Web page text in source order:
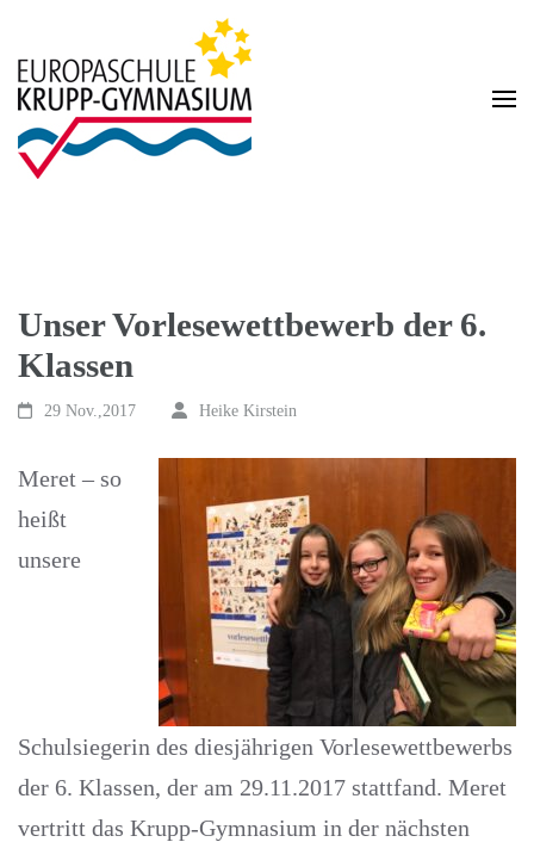
Inhalt
springen
(Enter
drücken)
Unser Vorlesewettbewerb der 6.
Klassen
29 Nov.,2017 Heike Kirstein
Meret – so
heißt
unsere
Schulsiegerin des diesjährigen Vorlesewettbewerbs
der 6. Klassen, der am 29.11.2017 stattfand. Meret
vertritt das Krupp-Gymnasium in der nächsten